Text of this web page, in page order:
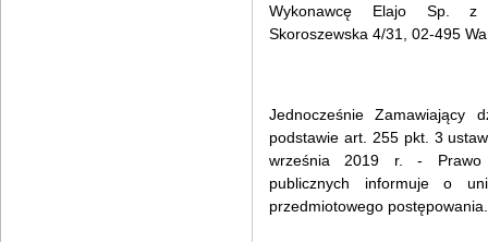
Wykonawcę Elajo Sp.
Skoroszewska 4/31, 02-495
Jednocześnie Zamawiający
podstawie art. 255 pkt. 3
września 2019 r. - Prawo
publicznych informuje o
przedmiotowego postępowania.